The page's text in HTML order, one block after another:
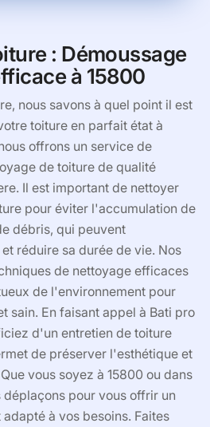
: Démoussage
à 15800
nous savons à quel point il est
toiture en parfait état à
offrons un service de
de toiture de qualité
Il est important de nettoyer
pour éviter l'accumulation de
débris, qui peuvent
réduire sa durée de vie. Nos
de nettoyage efficaces
de l'environnement pour
sain. En faisant appel à Bati pro
d'un entretien de toiture
de préserver l'esthétique et
vous soyez à 15800 ou dans
déplaçons pour vous offrir un
à vos besoins. Faites